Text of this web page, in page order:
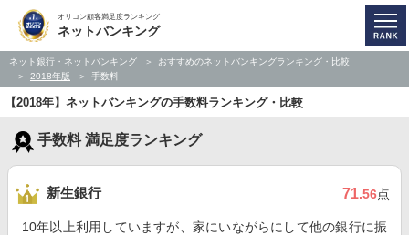
オリコン顧客満足度ランキング
ネットバンキング
ネット銀行・ネットバンキング
おすすめのネットバンキングランキング・比較
2018年版
手数料
【2018年】ネットバンキングの手数料ランキング・比較
手数料 満足度ランキング
新生銀行 71.56点
10年以上利用していますが、家にいながらにして他の銀行に振